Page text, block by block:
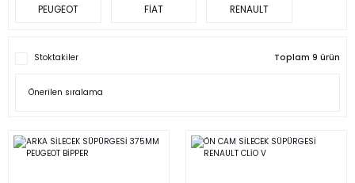
PEUGEOT FİAT RENAULT
Stoktakiler Toplam 9 ürün